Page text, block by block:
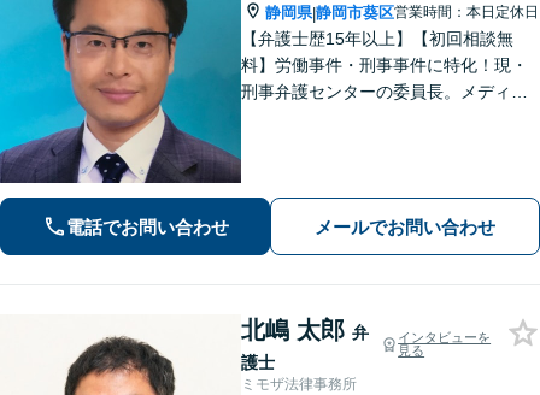
静岡県|静岡市葵区営業時間：本日定休日
【弁護士歴15年以上】【初回相談無
料】労働事件・刑事事件に特化！現・
刑事弁護センターの委員長。メディア
す。地域密着型の法律事務所
電話でお問い合わせ メールでお問い合わせ
北嶋 太郎 弁
護士
インタビューを
見る
ミモザ法律事務所